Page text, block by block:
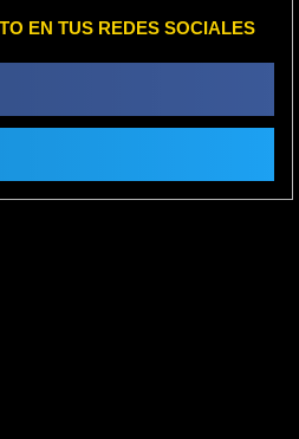
EN TUS REDES SOCIALES